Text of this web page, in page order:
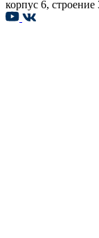
корпус 6,